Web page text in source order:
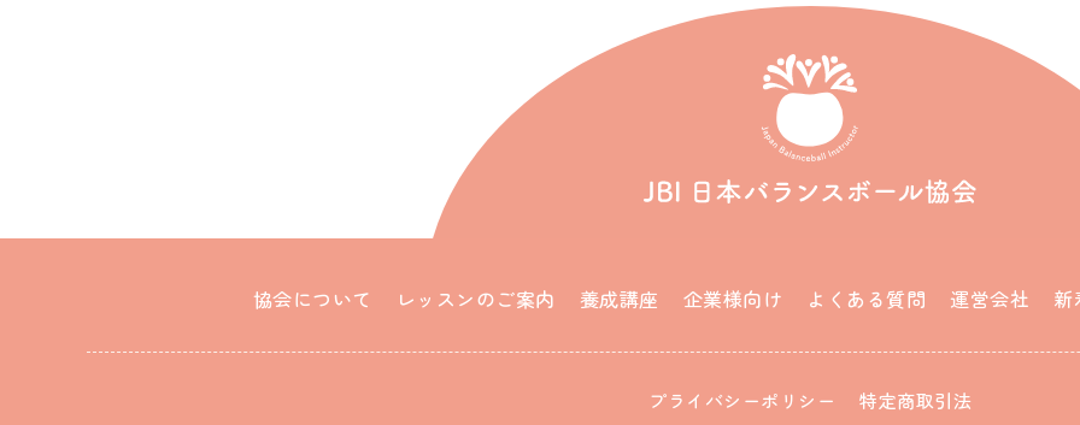
協会について レッスンのご案内 養成講座 企業様向け よくある質問 運営会社 新
プライバシーポリシー 特定商取引法